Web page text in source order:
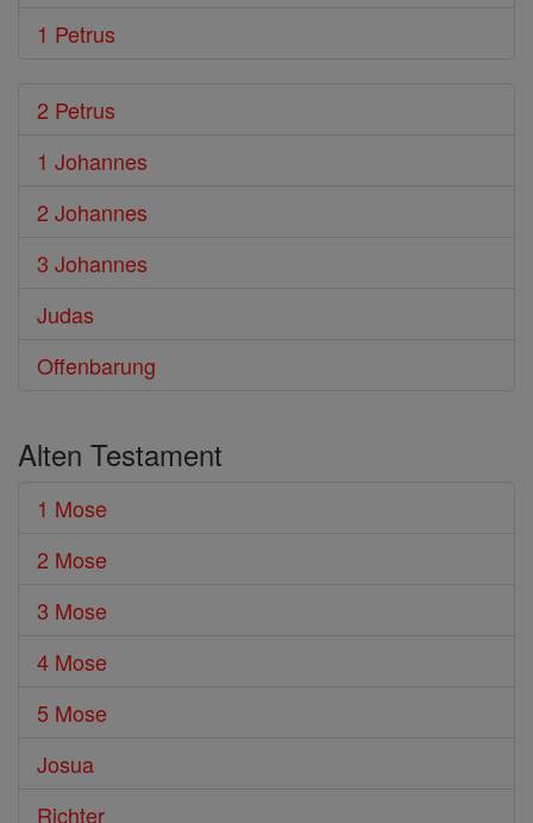
1 Petrus
2 Petrus
1 Johannes
2 Johannes
3 Johannes
Judas
Offenbarung
Alten Testament
1 Mose
2 Mose
3 Mose
4 Mose
5 Mose
Josua
Richter